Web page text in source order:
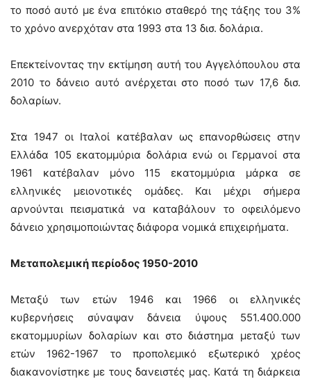
το ποσό αυτό με ένα επιτόκιο σταθερό της τάξης του 3%
το χρόνο ανερχόταν στα 1993 στα 13 δισ. δολάρια.
Επεκτείνοντας την εκτίμηση αυτή του Αγγελόπουλου στα
2010 το δάνειο αυτό ανέρχεται στο ποσό των 17,6 δισ.
δολαρίων.
Στα 1947 οι Ιταλοί κατέβαλαν ως επανορθώσεις στην
Ελλάδα 105 εκατομμύρια δολάρια ενώ οι Γερμανοί στα
1961 κατέβαλαν μόνο 115 εκατομμύρια μάρκα σε
ελληνικές μειονοτικές ομάδες. Και μέχρι σήμερα
αρνούνται πεισματικά να καταβάλουν το οφειλόμενο
δάνειο χρησιμοποιώντας διάφορα νομικά επιχειρήματα.
Μεταπολεμική περίοδος 1950-2010
Μεταξύ των ετών 1946 και 1966 οι ελληνικές
κυβερνήσεις σύναψαν δάνεια ύψους 551.400.000
εκατομμυρίων δολαρίων και στο διάστημα μεταξύ των
ετών 1962-1967 το προπολεμικό εξωτερικό χρέος
διακανονίστηκε με τους δανειστές μας. Κατά τη διάρκεια